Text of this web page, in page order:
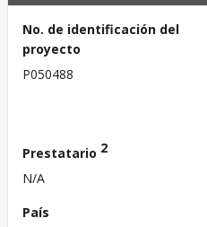
No. de identificación del
proyecto
P050488
Prestatario 2
N/A
País